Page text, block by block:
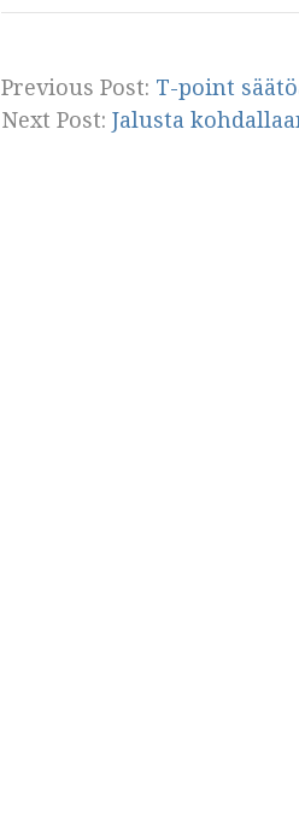
Previous Post: T-point
Next Post: Jalusta